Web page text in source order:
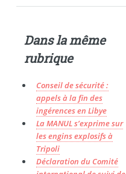
Dans la même
rubrique
Conseil de sécurité :
appels à la fin des
ingérences en Libye
La MANUL s’exprime sur
les engins explosifs à
Tripoli
Déclaration du Comité